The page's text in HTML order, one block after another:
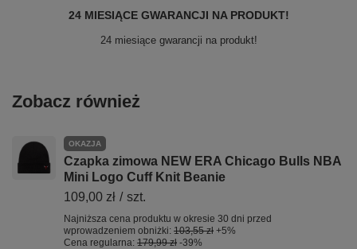
24 MIESIĄCE GWARANCJI NA PRODUKT!
24 miesiące gwarancji na produkt!
Zobacz również
OKAZJA
Czapka zimowa NEW ERA Chicago Bulls NBA
Mini Logo Cuff Knit Beanie
109,00 zł / szt.
Najniższa cena produktu w okresie 30 dni przed
wprowadzeniem obniżki: 103,55 zł +5%
Cena regularna: 179,99 zł -39%